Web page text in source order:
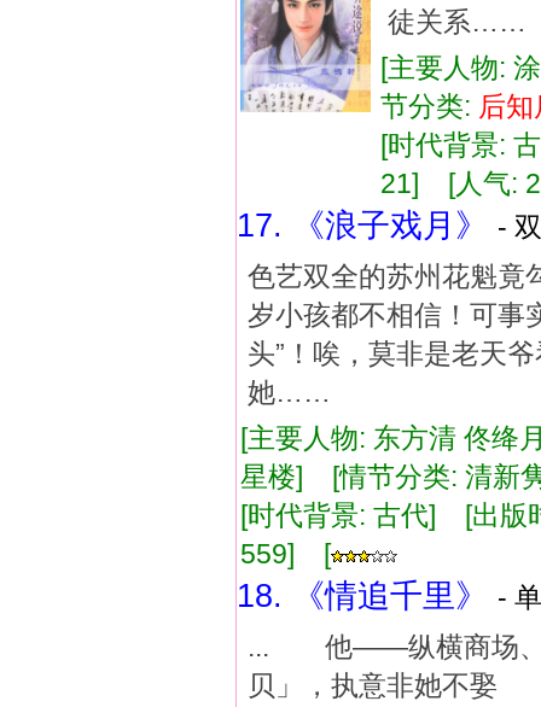
徒关系……
[主要人物:
节分类: 后知
[时代背景:
21] [人气:
17. 《浪子戏月》
-
色艺双全的苏州花魁竟
岁小孩都不相信！可事
头”！唉，莫非是老天
她……
[主要人物: 东方清 佟绛
星楼] [情节分类: 清新
[时代背景: 古代] [出
559] [
18. 《情追千里》
-
... 他——纵横商场、
贝」，执意非她不